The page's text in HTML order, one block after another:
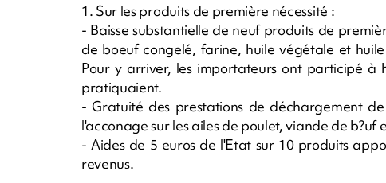
1. Sur les produits de première nécessité :
- Baisse substantielle de neuf produits de
de boeuf congelé, farine, huile végétale et
Pour y arriver, les importateurs ont participé à
pratiquaient.
- Gratuité des prestations de déchargement
l'acconage sur les ailes de poulet, viande de b?uf
- Aides de 5 euros de l'Etat sur 10 produits
revenus.